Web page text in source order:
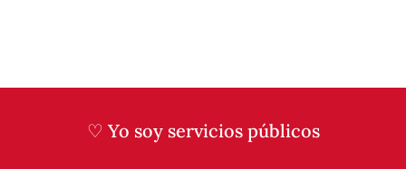
♡ Yo soy servicios públicos